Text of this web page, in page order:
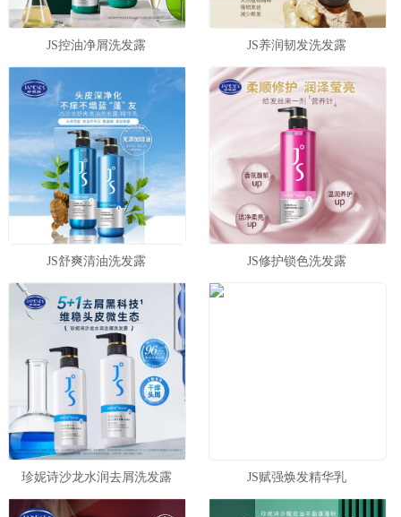
JS控油净屑洗发露 JS养润韧发洗发露
JS舒爽清油洗发露 JS修护锁色洗发露
珍妮诗沙龙水润去屑洗发露 JS赋强焕发精华乳